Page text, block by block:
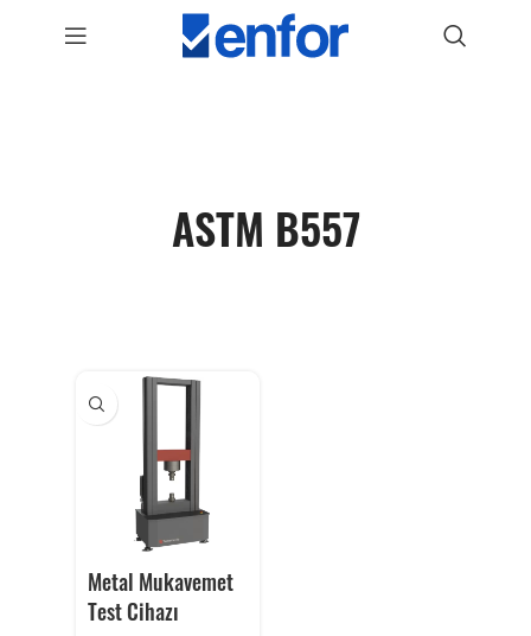
ASTM B557
Metal Mukavemet
Test Cihazı